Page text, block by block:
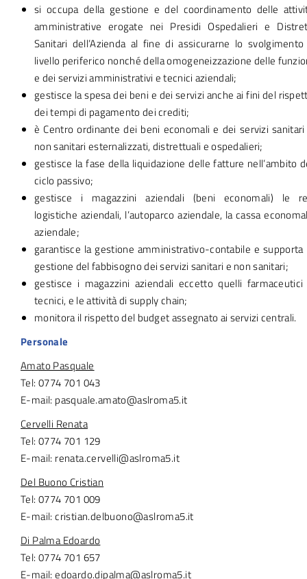
si occupa della gestione e del coordinamento delle
amministrative erogate nei Presidi Ospedalieri e
Sanitari dell’Azienda al fine di assicurarne lo
livello periferico nonché della omogeneizzazione delle
e dei servizi amministrativi e tecnici aziendali;
gestisce la spesa dei beni e dei servizi anche ai fini del
dei tempi di pagamento dei crediti;
è Centro ordinante dei beni economali e dei servizi
non sanitari esternalizzati, distrettuali e ospedalieri;
gestisce la fase della liquidazione delle fatture nell’ambito
ciclo passivo;
gestisce i magazzini aziendali (beni economali) le
logistiche aziendali, l’autoparco aziendale, la cassa
aziendale;
garantisce la gestione amministrativo-contabile e supporta
gestione del fabbisogno dei servizi sanitari e non sanitari;
gestisce i magazzini aziendali eccetto quelli
tecnici, e le attività di supply chain;
monitora il rispetto del budget assegnato ai servizi centrali.
Personale
Amato Pasquale
Tel: 0774 701 043
E-mail: pasquale.amato@aslroma5.it
Cervelli Renata
Tel: 0774 701 129
E-mail: renata.cervelli@aslroma5.it
Del Buono Cristian
Tel: 0774 701 009
E-mail: cristian.delbuono@aslroma5.it
Di Palma Edoardo
Tel: 0774 701 657
E-mail: edoardo.dipalma@aslroma5.it